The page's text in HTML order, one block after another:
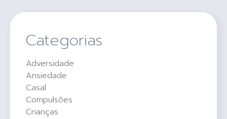
Categorias
Adversidade
Ansiedade
Casal
Compulsões
Crianças